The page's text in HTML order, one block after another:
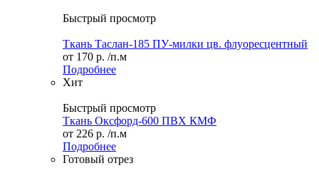
Быстрый просмотр
Ткань Таслан-185 ПУ-милки цв. флуоресцентный
от 170 р. /п.м
Подробнее
Хит
Быстрый просмотр
Ткань Оксфорд-600 ПВХ КМФ
от 226 р. /п.м
Подробнее
Готовый отрез